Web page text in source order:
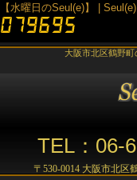
【水曜日のSeul(e)】 |
大阪市北区鶴野町
TEL：06-
〒530-0014 大阪市北区